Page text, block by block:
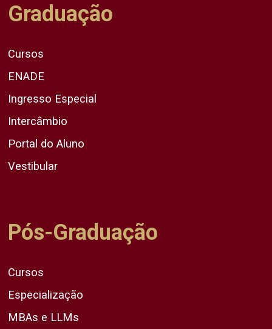
Graduação
Cursos
ENADE
Ingresso Especial
Intercâmbio
Portal do Aluno
Vestibular
Pós-Graduação
Cursos
Especialização
MBAs e LLMs